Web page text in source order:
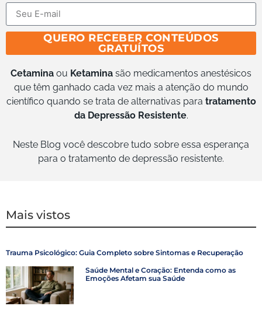
QUERO RECEBER CONTEÚDOS
GRATUÍTOS
Cetamina ou Ketamina são medicamentos anestésicos
que têm ganhado cada vez mais a atenção do mundo
científico quando se trata de alternativas para tratamento
da Depressão Resistente.
Neste Blog você descobre tudo sobre essa esperança
para o tratamento de depressão resistente.
Mais vistos
Trauma Psicológico: Guia Completo sobre Sintomas e Recuperação
Saúde Mental e Coração: Entenda como as
Emoções Afetam sua Saúde